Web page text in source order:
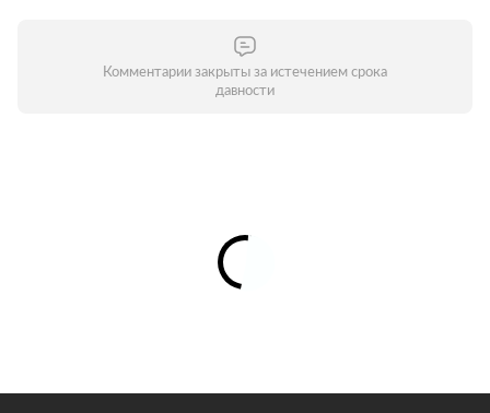
Комментарии закрыты за истечением срока
давности